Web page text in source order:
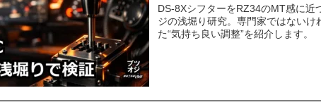
DS-8XシフターをRZ34のMT感に近
ジの浅堀り研究。専門家ではないけ
た“気持ち良い調整”を紹介します。